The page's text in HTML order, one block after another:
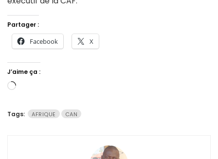
Partager :
Facebook X
J’aime ça :
Chargement…
Tags: AFRIQUE CAN